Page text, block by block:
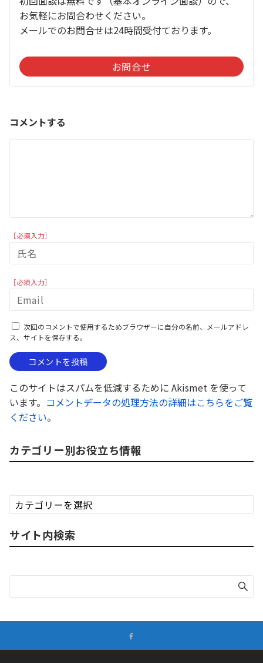
お気軽にお問合わせください。
メールでのお問合せは24時間受付ております。
お問合せ
コメントする
［必須入力］
［必須入力］
次回のコメントで使用するためブラウザーに自分の名前、メールアドレ
ス、サイトを保存する。
このサイトはスパムを低減するために Akismet を使って
います。 コメントデータの処理方法の詳細はこちらをご覧
ください。
カテゴリー別お役立ち情報
カ
テ
リ
ー
お
立
サイト内検索